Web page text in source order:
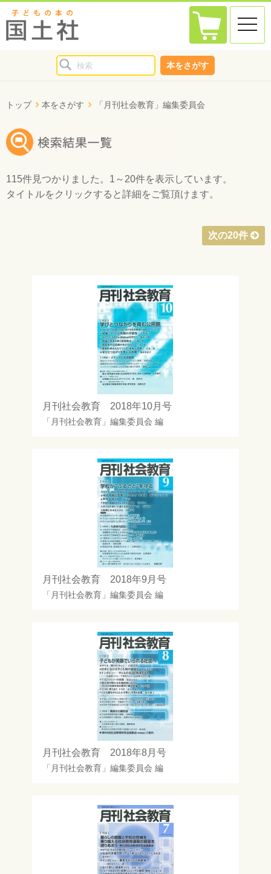
toggle
本をさがす
トップ 本をさがす 「月刊社会教育」編集委員会
115件見つかりました。 1～20件を表示しています。
タイトルをクリックすると詳細をご覧頂けます。
次の20件
月刊社会教育 2018年10月号
「月刊社会教育」編集委員会 編
月刊社会教育 2018年9月号
「月刊社会教育」編集委員会 編
月刊社会教育 2018年8月号
「月刊社会教育」編集委員会 編